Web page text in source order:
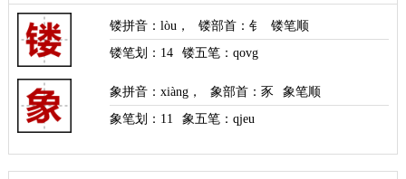
镂拼音 ：lòu ， 镂部首 ：钅
镂笔顺
镂笔划： 14 镂五笔：qovg
象拼音 ：xiàng ， 象部首 ：豕
象笔顺
象笔划： 11 象五笔：qjeu